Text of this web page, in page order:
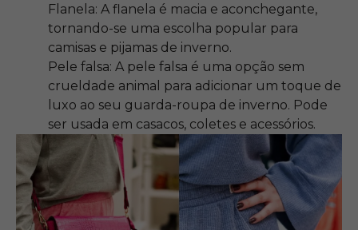
Flanela: A flanela é macia e aconchegante,
tornando-se uma escolha popular para
camisas e pijamas de inverno.
Pele falsa: A pele falsa é uma opção sem
crueldade animal para adicionar um toque de
luxo ao seu guarda-roupa de inverno. Pode
ser usada em casacos, coletes e acessórios.